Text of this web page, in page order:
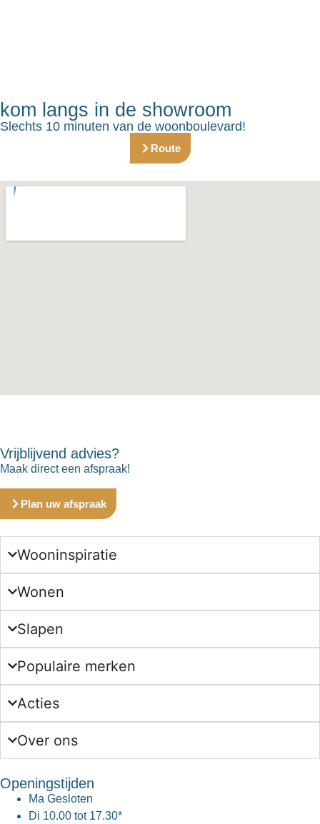
kom langs in de showroom
Slechts 10 minuten van de woonboulevard!
Route
Vrijblijvend advies?
Maak direct een afspraak!
Plan uw afspraak
Wooninspiratie
Wonen
Slapen
Populaire merken
Acties
Over ons
Openingstijden
Ma Gesloten
Di 10.00 tot 17.30*